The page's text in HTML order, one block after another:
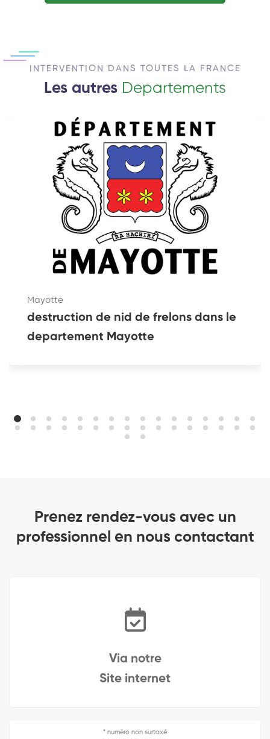
INTERVENTION DANS TOUTES LA FRANCE
Les autres Departements
Mayotte
destruction de nid de frelons dans le
departement Mayotte
Prenez rendez-vous avec un
professionnel en nous contactant
Via notre
Site internet
* numéro non surtaxé